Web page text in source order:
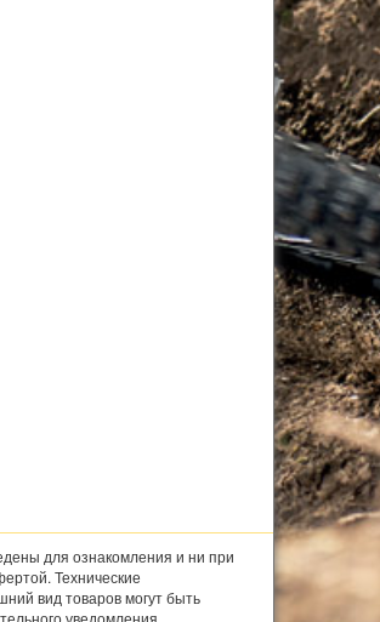
для ознакомления и ни при
Технические
вид товаров могут быть
уведомления.